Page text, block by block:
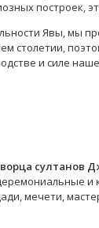
построек,
Явы, мы
столетии,
и силе
султанов
мечети,